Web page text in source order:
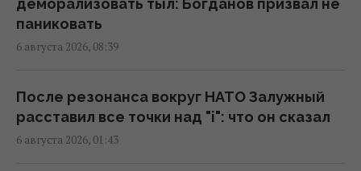
"Мы впервые готовимся к зиме так, как
Александр Харченко
14:57 четверг, 06 августа 2026
деморализовать тыл: Богданов призвал не
паниковать
6 августа 2026, 08:39
После резонанса вокруг НАТО Залужный
расставил все точки над "i": что он сказал
6 августа 2026, 01:43